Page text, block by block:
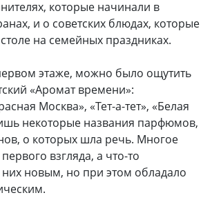
которые начинали в
и о советских блюдах, которые
на семейных праздниках.
этаже, можно было ощутить
«Аромат времени»:
Москва», «Тет-а-тет», «Белая
некоторые названия парфюмов,
о которых шла речь. Многое
взгляда, а что-то
них новым, но при этом обладало